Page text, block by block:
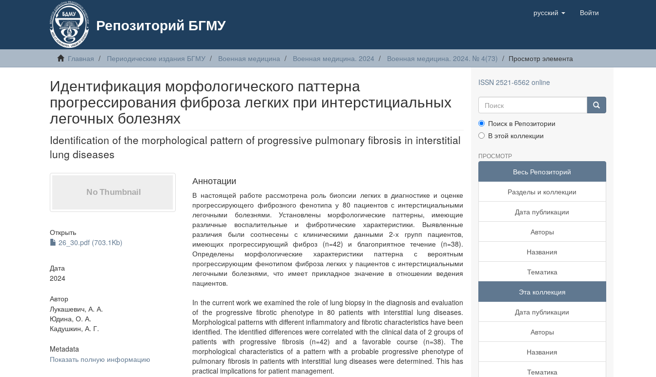
Репозиторий БГМУ
русский Войти
Главная Периодические издания БГМУ Военная медицина Военная медицина. 2024 Военная медицина. 2024. № 4(73) Просмотр элемента
Идентификация морфологического паттерна
прогрессирования фиброза легких при интерстициальных
легочных болезнях
Identification of the morphological pattern of progressive pulmonary fibrosis in interstitial
lung diseases
Открыть
26_30.pdf (703.1Kb)
Дата
2024
Автор
Лукашевич, А. А.
Юдина, О. А.
Кадушкин, А. Г.
Metadata
Показать полную информацию
Аннотации
В настоящей работе рассмотрена роль биопсии легких в диагностике и оценке
прогрессирующего фиброзного фенотипа у 80 пациентов с интерстициальными
легочными болезнями. Установлены морфологические паттерны, имеющие
различные воспалительные и фибротические характеристики. Выявленные
различия были соотнесены с клиническими данными 2-х групп пациентов,
имеющих прогрессирующий фиброз (n=42) и благоприятное течение (n=38).
Определены морфологические характеристики паттерна с вероятным
прогрессирующим фенотипом фиброза легких у пациентов с интерстициальными
легочными болезнями, что имеет прикладное значение в отношении ведения
пациентов.
In the current work we examined the role of lung biopsy in the diagnosis and evaluation
of the progressive fibrotic phenotype in 80 patients with interstitial lung diseases.
Morphological patterns with different inflammatory and fibrotic characteristics have been
identified. The identified differences were correlated with the clinical data of 2 groups of
patients with progressive fibrosis (n=42) and a favorable course (n=38). The
morphological characteristics of a pattern with a probable progressive phenotype of
pulmonary fibrosis in patients with interstitial lung diseases were determined. This has
practical implications for patient management.
ISSN 2521-6562 online
Поиск в Репозитории
В этой коллекции
ПРОСМОТР
Весь Репозиторий
Разделы и коллекции
Дата публикации
Авторы
Названия
Тематика
Эта коллекция
Дата публикации
Авторы
Названия
Тематика